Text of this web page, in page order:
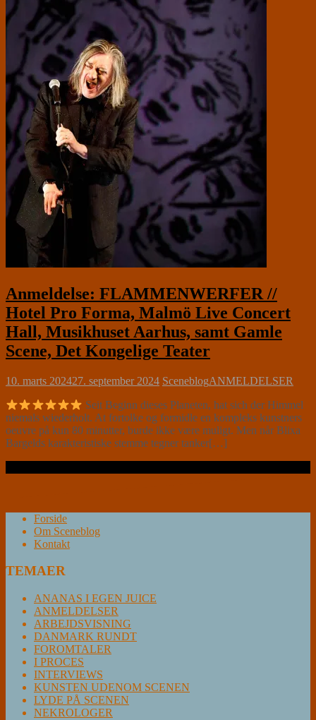
Anmeldelse: FLAMMENWERFER //
Hotel Pro Forma, Malmö Live Concert
Hall, Musikhuset Aarhus, samt Gamle
Scene, Det Kongelige Teater
10. marts 202427. september 2024 SceneblogANMELDELSER
Seit Beginn dieses Planeten, hat sich der Himmel
niemals wiederholt. At fortolke og formidle en kompleks kunstners
oeuvre på kun 80 minutter, burde ikke være muligt. Men når Blixa
Bargelds karakteristiske stemme tegner tanker[…]
Forside
Om Sceneblog
Kontakt
TEMAER
ANANAS I EGEN JUICE
ANMELDELSER
ARBEJDSVISNING
DANMARK RUNDT
FOROMTALER
I PROCES
INTERVIEWS
KUNSTEN UDENOM SCENEN
LYDE PÅ SCENEN
NEKROLOGER